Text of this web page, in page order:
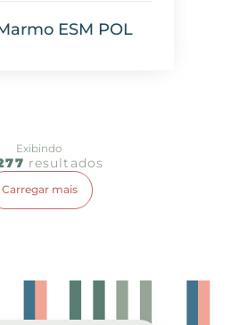
ESM POL
Exibindo
resultados
Carregar mais